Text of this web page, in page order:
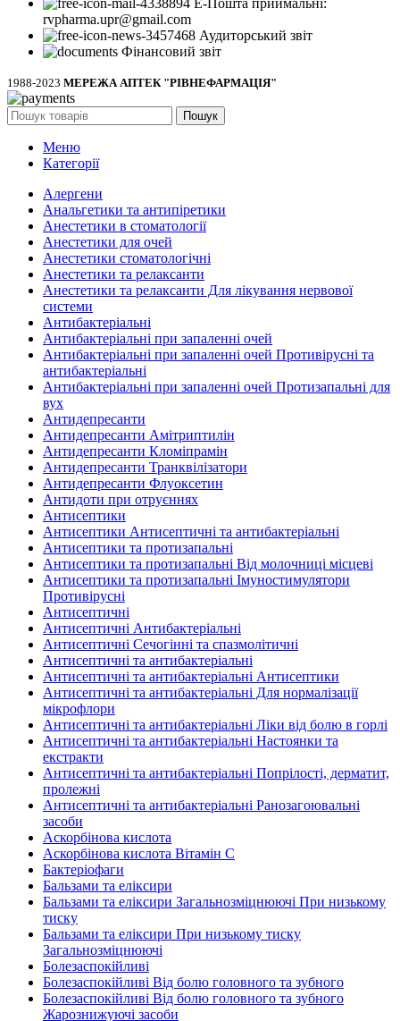
rvpharma.upr@gmail.com
Аудиторський звіт
Фінансовий звіт
1988-2023 МЕРЕЖА АПТЕК "РІВНЕФАРМАЦІЯ"
Пошук
Меню
Категорії
Алергени
Анальгетики та антипіретики
Анестетики в стоматології
Анестетики для очей
Анестетики стоматологічні
Анестетики та релаксанти
Анестетики та релаксанти Для лікування нервової
системи
Антибактеріальні
Антибактеріальні при запаленні очей
Антибактеріальні при запаленні очей Противірусні та
антибактеріальні
Антибактеріальні при запаленні очей Протизапальні для
вух
Антидепресанти
Антидепресанти Амітриптилін
Антидепресанти Кломіпрамін
Антидепресанти Транквілізатори
Антидепресанти Флуоксетин
Антидоти при отруєннях
Антисептики
Антисептики Антисептичні та антибактеріальні
Антисептики та протизапальні
Антисептики та протизапальні Від молочниці місцеві
Антисептики та протизапальні Імуностимулятори
Противірусні
Антисептичні
Антисептичні Антибактеріальні
Антисептичні Сечогінні та спазмолітичні
Антисептичні та антибактеріальні
Антисептичні та антибактеріальні Антисептики
Антисептичні та антибактеріальні Для нормалізації
мікрофлори
Антисептичні та антибактеріальні Ліки від болю в горлі
Антисептичні та антибактеріальні Настоянки та
екстракти
Антисептичні та антибактеріальні Попрілості, дерматит,
пролежні
Антисептичні та антибактеріальні Ранозагоювальні
засоби
Аскорбінова кислота
Аскорбінова кислота Вітамін C
Бактеріофаги
Бальзами та еліксири
Бальзами та еліксири Загальнозміцнюючі При низькому
тиску
Бальзами та еліксири При низькому тиску
Загальнозміцнюючі
Болезаспокійливі
Болезаспокійливі Від болю головного та зубного
Болезаспокійливі Від болю головного та зубного
Жарознижуючі засоби